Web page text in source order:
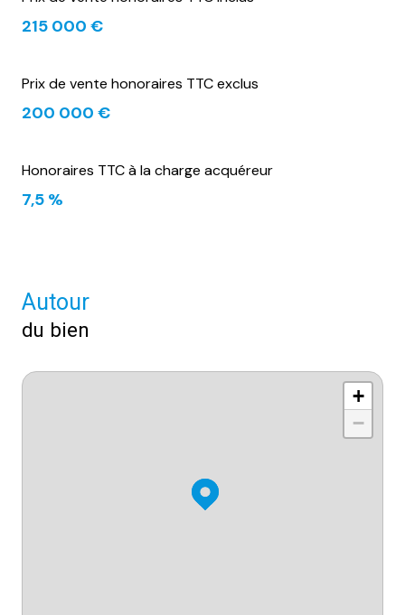
215 000 €
Prix de vente honoraires TTC exclus
200 000 €
Honoraires TTC à la charge acquéreur
7,5 %
Autour
du bien
+
−